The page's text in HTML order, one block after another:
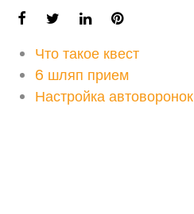
Что такое квест
6 шляп прием
Настройка автоворонок